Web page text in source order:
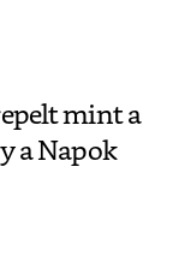
mint a
a Napok